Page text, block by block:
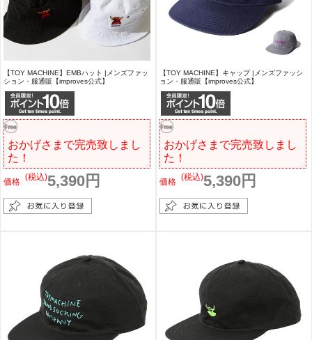
【TOY MACHINE】EMBハット |メンズファッ
ション・服通販【improves公式】
おかげさまで完売致しまし
た！
価格 5,390円
(税込)
【TOY MACHINE】キャップ |メンズファッシ
ョン・服通販【improves公式】
おかげさまで完売致しまし
た！
価格 5,390円
(税込)